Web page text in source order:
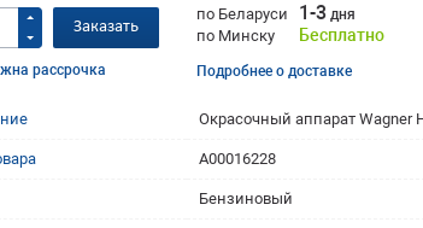
Заказать
рассрочка
по Беларуси 1-3 дня
по Минску Бесплатно
Подробнее о доставке
Окрасочный аппарат Wagner
A00016228
Бензиновый